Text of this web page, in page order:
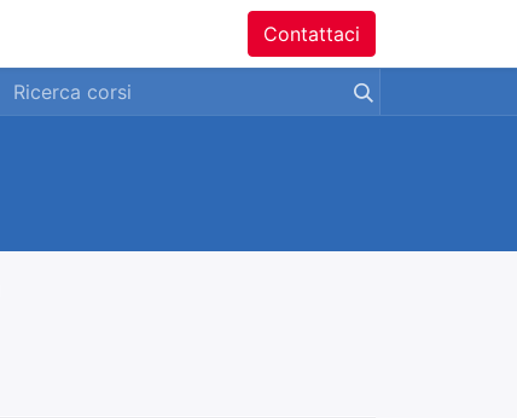
Contattaci